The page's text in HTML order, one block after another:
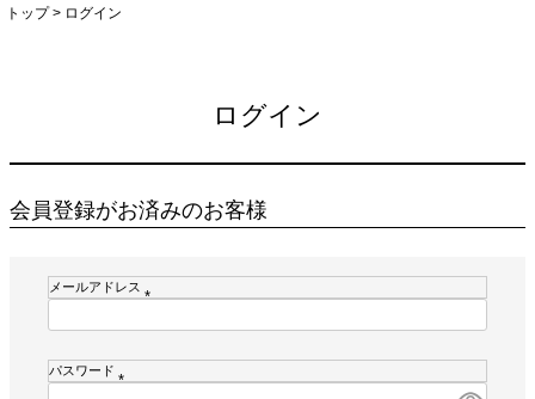
トップ ログイン
ログイン
会員登録がお済みのお客様
メールアドレス
須
)
パスワード